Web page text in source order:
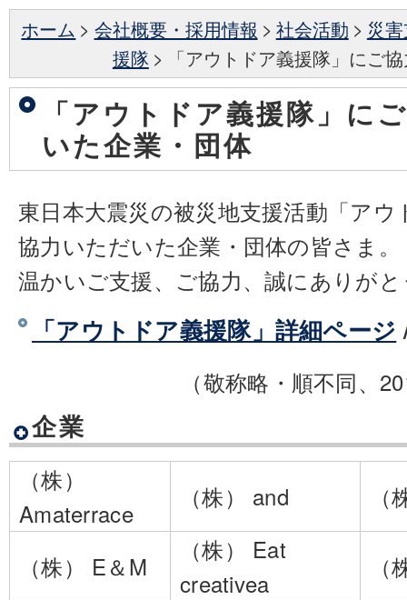
ホーム > 会社概要・採用情報 > 社会活動 > 災
援隊 > 「アウトドア義援隊」にご
「アウトドア義援隊」に
いた企業・団体
東日本大震災の被災地支援活動「ア
協力いただいた企業・団体の皆さま。
温かいご支援、ご協力、誠にありが
「アウトドア義援隊」詳細ページ
（敬称略・順不同、
企業
（株）
Amaterrace
（株） and
（株） E＆M
（株） Eat
creativea